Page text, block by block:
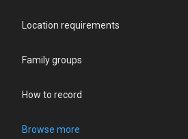
Location requirements
Family groups
How to record
Browse more